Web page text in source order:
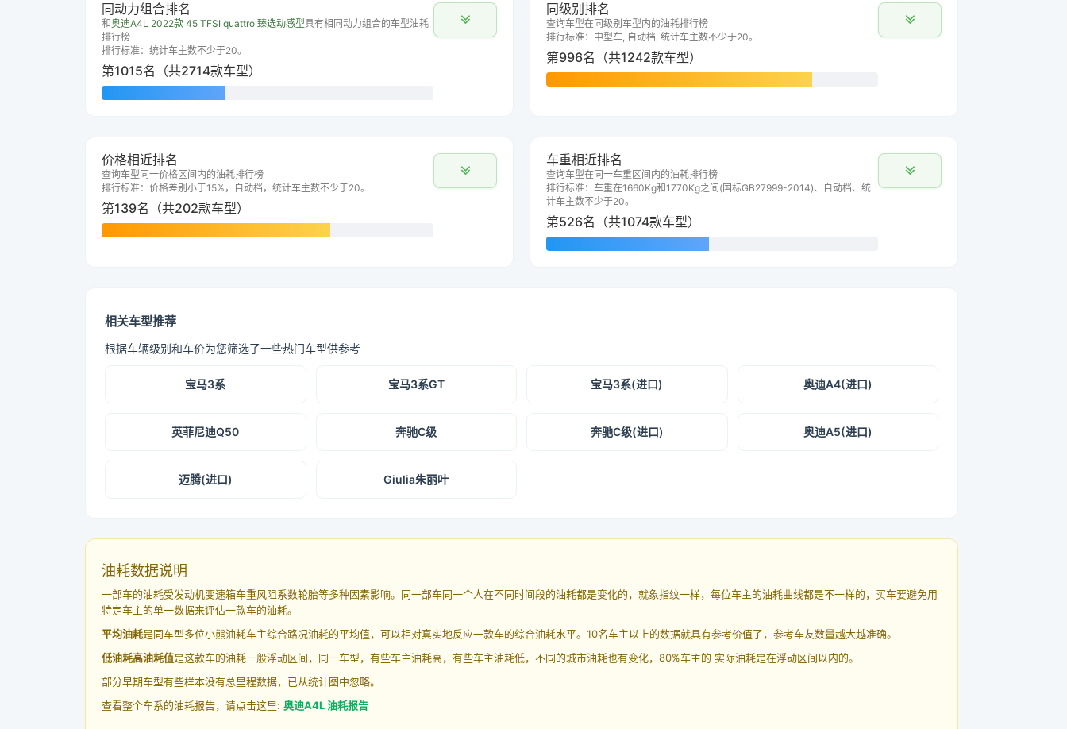
同动力组合排名
和奥迪A4L 2022款 45 TFSI quattro 臻选动感型具有相同动力组合的车型油耗
排行榜
排行标准：统计车主数不少于20。
第1015名（共2714款车型）
同级别排名
查询车型在同级别车型内的油耗排行榜
排行标准：中型车, 自动档, 统计车主数不少于20。
第996名（共1242款车型）
价格相近排名
查询车型同一价格区间内的油耗排行榜
排行标准：价格差别小于15%，自动档，统计车主数不少于20。
第139名（共202款车型）
车重相近排名
查询车型在同一车重区间内的油耗排行榜
排行标准：车重在1660Kg和1770Kg之间(国标GB27999-2014)、自动档、统
计车主数不少于20。
第526名（共1074款车型）
相关车型推荐
根据车辆级别和车价为您筛选了一些热门车型供参考
宝马3系 宝马3系GT 宝马3系(进口) 奥迪A4(进口)
英菲尼迪Q50 奔驰C级 奔驰C级(进口) 奥迪A5(进口)
迈腾(进口) Giulia朱丽叶
油耗数据说明
一部车的油耗受发动机变速箱车重风阻系数轮胎等多种因素影响。同一部车同一个人在不同时间段的油耗都是变化的，就象指纹一样，每位车主的油耗曲线都是不一样的，买车要避免用
特定车主的单一数据来评估一款车的油耗。
平均油耗是同车型多位小熊油耗车主综合路况油耗的平均值，可以相对真实地反应一款车的综合油耗水平。10名车主以上的数据就具有参考价值了，参考车友数量越大越准确。
低油耗高油耗值是这款车的油耗一般浮动区间，同一车型，有些车主油耗高，有些车主油耗低，不同的城市油耗也有变化，80%车主的 实际油耗是在浮动区间以内的。
部分早期车型有些样本没有总里程数据，已从统计图中忽略。
查看整个车系的油耗报告，请点击这里: 奥迪A4L 油耗报告